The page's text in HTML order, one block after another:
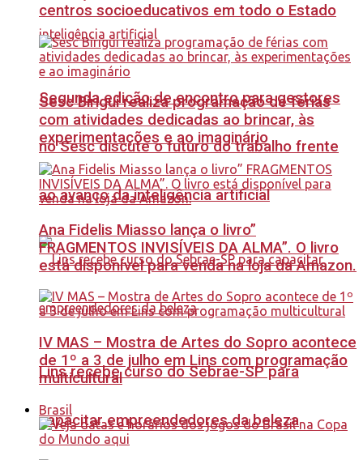
Segunda edição de encontro para gestores
no Sesc discute o futuro do trabalho frente
ao avanço da inteligência artificial
Lins recebe curso do Sebrae-SP para
capacitar empreendedores da beleza
centros socioeducativos em todo o Estado
Sesc Birigui realiza programação de férias
com atividades dedicadas ao brincar, às
experimentações e ao imaginário
Ana Fidelis Miasso lança o livro”
FRAGMENTOS INVISÍVEIS DA ALMA”. O livro
está disponível para venda na loja da Amazon.
IV MAS – Mostra de Artes do Sopro acontece
de 1º a 3 de julho em Lins com programação
multicultural
Brasil